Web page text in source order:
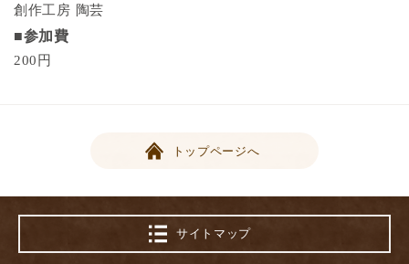
創作工房 陶芸
■参加費
200円
トップページへ
サイトマップ